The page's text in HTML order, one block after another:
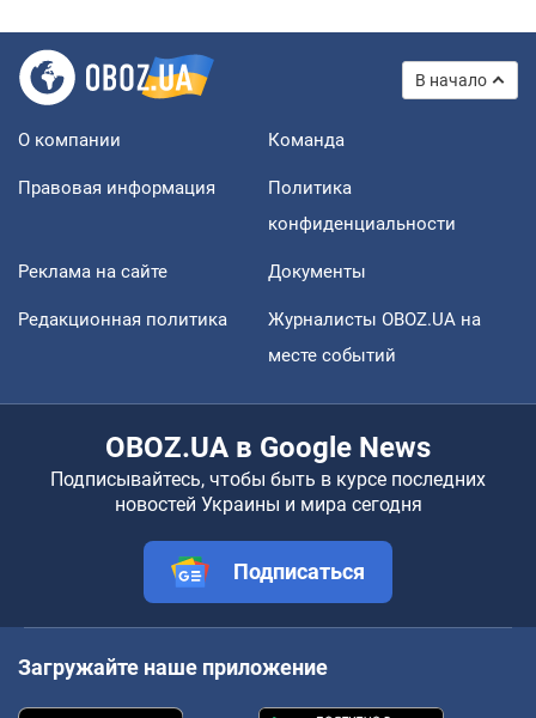
В начало
О компании Команда
Правовая информация
Политика
конфиденциальности
Реклама на сайте Документы
Редакционная политика
Журналисты OBOZ.UA на
месте событий
OBOZ.UA в Google News
Подписывайтесь, чтобы быть в курсе последних
новостей Украины и мира сегодня
Подписаться
Загружайте наше приложение